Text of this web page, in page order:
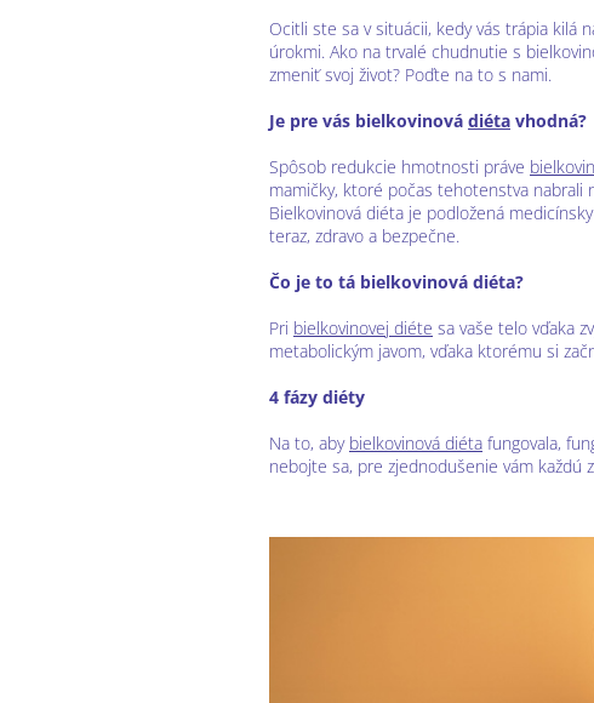
Ocitli ste sa v situácii, kedy vás trápia kilá
úrokmi. Ako na trvalé chudnutie s
zmeniť svoj život? Poďte na to s nami.
Je pre vás bielkovinová diéta vhodná?
Spôsob redukcie hmotnosti práve
mamičky, ktoré počas tehotenstva nabrali
Bielkovinová diéta je podložená
teraz, zdravo a bezpečne.
Čo je to tá bielkovinová diéta?
Pri bielkovinovej diéte sa vaše telo vďaka
metabolickým javom, vďaka ktorému si
4 fázy diéty
Na to, aby bielkovinová diéta fungovala,
nebojte sa, pre zjednodušenie vám každú